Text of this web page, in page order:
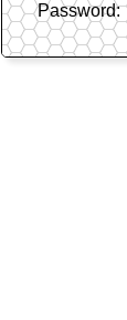
Password: